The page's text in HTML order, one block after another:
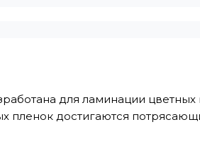
для ламинации
пленок достигаются